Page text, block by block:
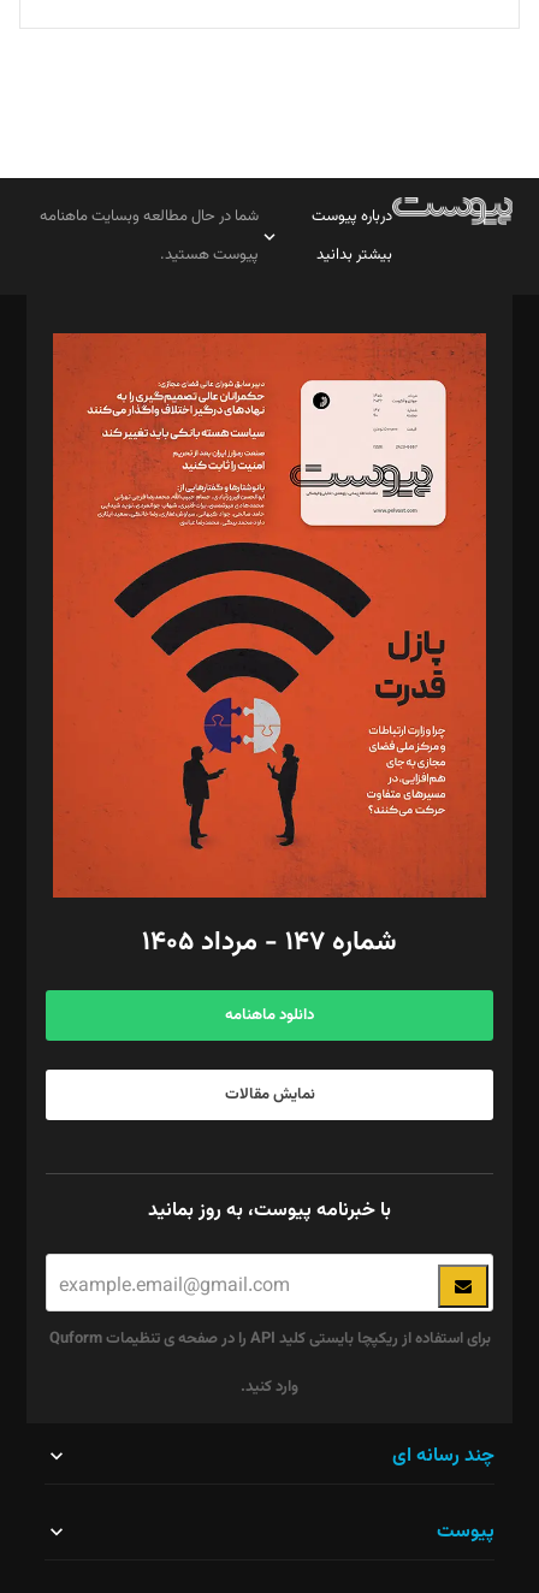
درباره پیوست
بیشتر بدانید
شما در حال مطالعه وبسایت ماهنامه
پیوست هستید.
مدیر مسئول: محمدباقر اثنی‌عشری
سردبیر: مهرک محمودی
دبیر تحریریه: میثم قاسمی
د‌بیر ناداستان: سمانه سمیع
د‌بیر خدمت و تجارت: ابوالفضل رجبی
د‌بیر حقوق فناوری: حسام‌الدین ایپکچی
د‌بیر پیوست جهان: مینا پاکدل
د‌بیر تحریریه آنلاین: بابک نقاش
تحریریه‌: مجتبی محمود‌ی، آرش برهمند، یسنا امان‌پور، سروش کرمیان،
مصطفی مسجدی آرانی، ابوالفضل رجبی، زهرا فکرانه، فائزه فتحی
رستمی،مصطفی باستان
ویرایش: نگار استاد‌‌آقا
طراح یونیفرم: مجید توکلی
فیلمبرداری و عکاسی: امیر شفیعی، مانی لطفی زاده
گرافیک و صفحه‌آرایی: سید‌سبحان‌علی ثابت
مد‌یر توسعه تجاری: کامبیز برید‌
امور مالی: شاپور رهبری، محمد‌ کاظمی‌نیا
آگهی و مشترکین: ۰۹۱۹۹۹۹۰۴۵۴
شماره ۱۴۷ - مرداد ۱۴۰۵
دانلود ماهنامه
نمایش مقالات
با خبرنامه پیوست، به روز بمانید
برای استفاده از ریکپچا بایستی کلید API را در صفحه ی تنظیمات Quform
وارد کنید.
نباید
چند رسانه ای
پیوست